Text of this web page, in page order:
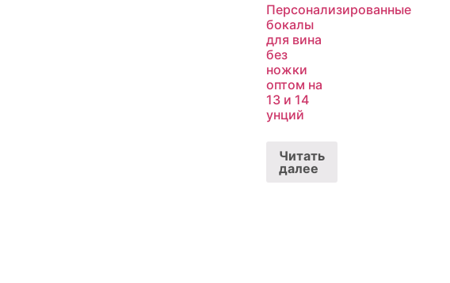
Персонализированные
бокалы
для вина
без
ножки
оптом на
13 и 14
унций
Читать
далее